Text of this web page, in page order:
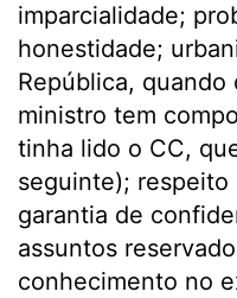
imparcialidade;
honestidade;
República,
ministro tem
tinha lido o CC,
seguinte);
garantia de
assuntos
conhecimento no